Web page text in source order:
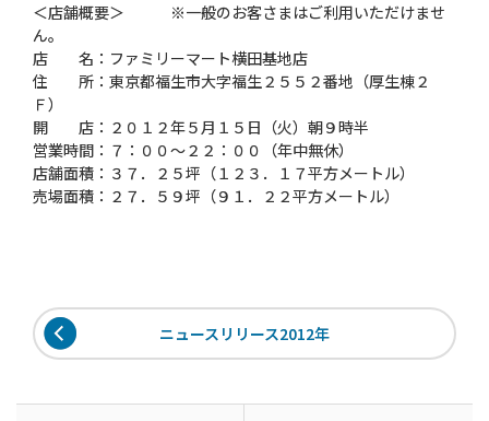
＜店舗概要＞ ※一般のお客さまはご利用いただけませ
ん。
店 名：ファミリーマート横田基地店
住 所：東京都福生市大字福生２５５２番地（厚生棟２
Ｆ）
開 店：２０１２年５月１５日（火）朝９時半
営業時間：７：００〜２２：００（年中無休）
店舗面積：３７．２５坪（１２３．１７平方メートル）
売場面積：２７．５９坪（９１．２２平方メートル）
ニュースリリース2012年